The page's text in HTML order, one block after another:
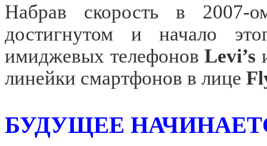
Набрав скорость в 2007-
достигнутом и начало
имиджевых телефоновLevi’s
линейки смартфонов в лице
БУДУЩЕЕ